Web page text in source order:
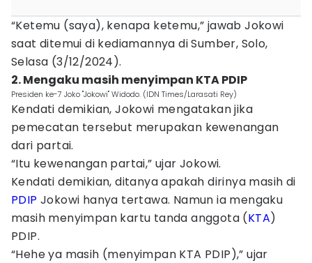
“Ketemu (saya), kenapa ketemu,” jawab Jokowi
saat ditemui di kediamannya di Sumber, Solo,
Selasa (3/12/2024).
2. Mengaku masih menyimpan KTA PDIP
Presiden ke-7 Joko "Jokowi" Widodo. (IDN Times/Larasati Rey)
Kendati demikian, Jokowi mengatakan jika
pemecatan tersebut merupakan kewenangan
dari partai.
“Itu kewenangan partai,” ujar Jokowi.
Kendati demikian, ditanya apakah dirinya masih di
PDIP Jokowi hanya tertawa. Namun ia mengaku
masih menyimpan kartu tanda anggota (KTA)
PDIP.
“Hehe ya masih (menyimpan KTA PDIP),” ujar